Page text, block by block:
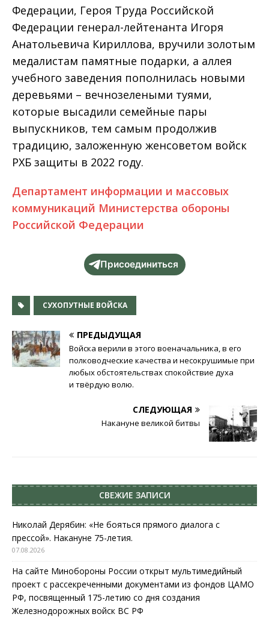
Федерации, Героя Труда Российской
Федерации генерал-лейтенанта Игоря
Анатольевича Кириллова, вручили золотым
медалистам памятные подарки, а аллея
учебного заведения пополнилась новыми
деревьями – вечнозелеными туями,
которые высадили семейные пары
выпускников, тем самым продолжив
традицию, заложенную женсоветом войск
РХБ защиты в 2022 году.
Департамент информации и массовых
коммуникаций Министерства обороны
Российской Федерации
Присоединиться
СУХОПУТНЫЕ ВОЙСКА
ПРЕДЫДУЩАЯ
Войска верили в этого военачальника, в его
полководческие качества и несокрушимые при
любых обстоятельствах спокойствие духа
и твёрдую волю.
СЛЕДУЮЩАЯ
Накануне великой битвы
СВЕЖИЕ ЗАПИСИ
Николай Дерябин: «Не бояться прямого диалога с
прессой». Накануне 75-летия.
07.08.2026
На сайте Минобороны России открыт мультимедийный
проект с рассекреченными документами из фондов ЦАМО
РФ, посвященный 175-летию со дня создания
Железнодорожных войск ВС РФ